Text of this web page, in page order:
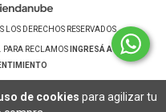
de cookies para agilizar tu
DERECHOS RESERVADOS.
PARA RECLAMOS
INGRESÁ ACÁ.